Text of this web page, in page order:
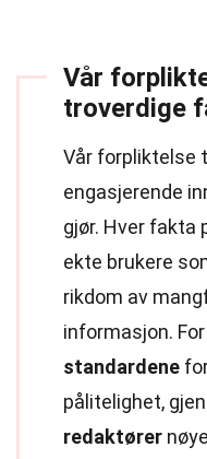
Vår
troverdige
Vår forpliktelse
engasjerende
gjør. Hver fakta
ekte brukere
rikdom av
informasjon.
standardene
pålitelighet,
redaktører